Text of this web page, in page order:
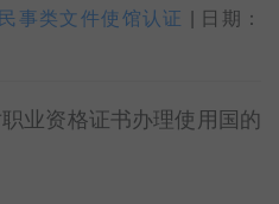
民事类文件使馆认证
| 日期：
业资格证书办理使用国的